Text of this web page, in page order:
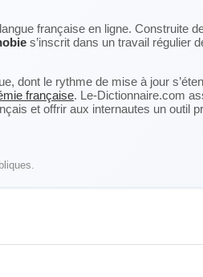
française en ligne. Construite
s’inscrit dans un travail régulier
dont le rythme de mise à jour
française. Le-Dictionnaire.com
et offrir aux internautes un outil